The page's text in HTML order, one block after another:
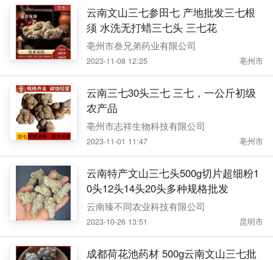
云南文山三七参田七 产地批发三七根
须 水洗无打蜡三七头 三七花
亳州市叁兄弟药业有限公司
2023-11-08 12:25 亳州市
云南三七30头三七 三七，一公斤初级
农产品
亳州市志祥生物科技有限公司
2023-11-01 11:47 亳州市
云南特产文山三七头500g切片超细粉1
0头12头14头20头多种规格批发
云南臻不同农业科技有限公司
2023-10-26 13:51 昆明市
成都荷花池药材 500g云南文山三七批